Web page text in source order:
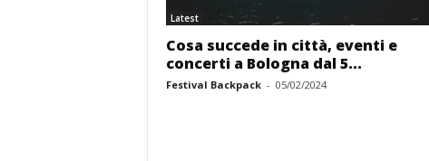
Latest
Cosa succede in città, eventi e
concerti a Bologna dal 5...
Festival Backpack - 05/02/2024